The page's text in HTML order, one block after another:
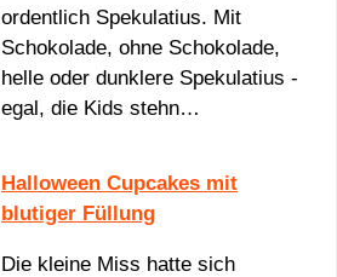
ordentlich Spekulatius. Mit
Schokolade, ohne Schokolade,
helle oder dunklere Spekulatius -
egal, die Kids stehn…
Halloween Cupcakes mit
blutiger Füllung
Die kleine Miss hatte sich